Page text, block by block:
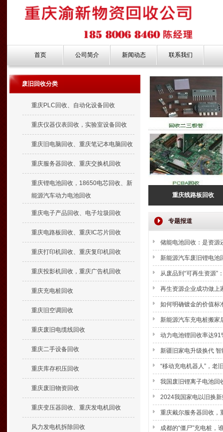
首页 公司简介 新闻动态 联系我们
废旧回收分类
重庆PLC回收、自动化设备回收
重庆仪器仪表回收，实验室设备回收
重庆旧电脑回收、重庆笔记本电脑回收
重庆服务器回收、重庆交换机回收
重庆锂电池回收，18650电芯回收、新
能源汽车动力电池回收
重庆电子产品回收、电子垃圾回收
重庆电路板回收、重庆IC芯片回收
重庆打印机回收、重庆复印机回收
重庆投影机回收，重庆广告机回收
重庆充电桩回收
重庆旧空调回收
重庆废旧电缆线回收
重庆二手设备回收
重庆库存积压回收
重庆废旧物资回收
重庆变压器回收、重庆发电机回收
风力发电机拆除回收
重庆线路板回收
专题报道
储能电池回收：是资源
新能源汽车废旧锂电池
从废品到“可再生资源”
再生资源企业成功做上
如何明确镀金的价值标
新能源汽车充电桩搬家
动力电池锂回收率达
新疆旧家电升级换代
“移动充电机器人”，老
我国废旧锂离子电池回
2024我国家电以旧换
重庆戴尔服务器回收，
成都的“僵尸”充电桩，